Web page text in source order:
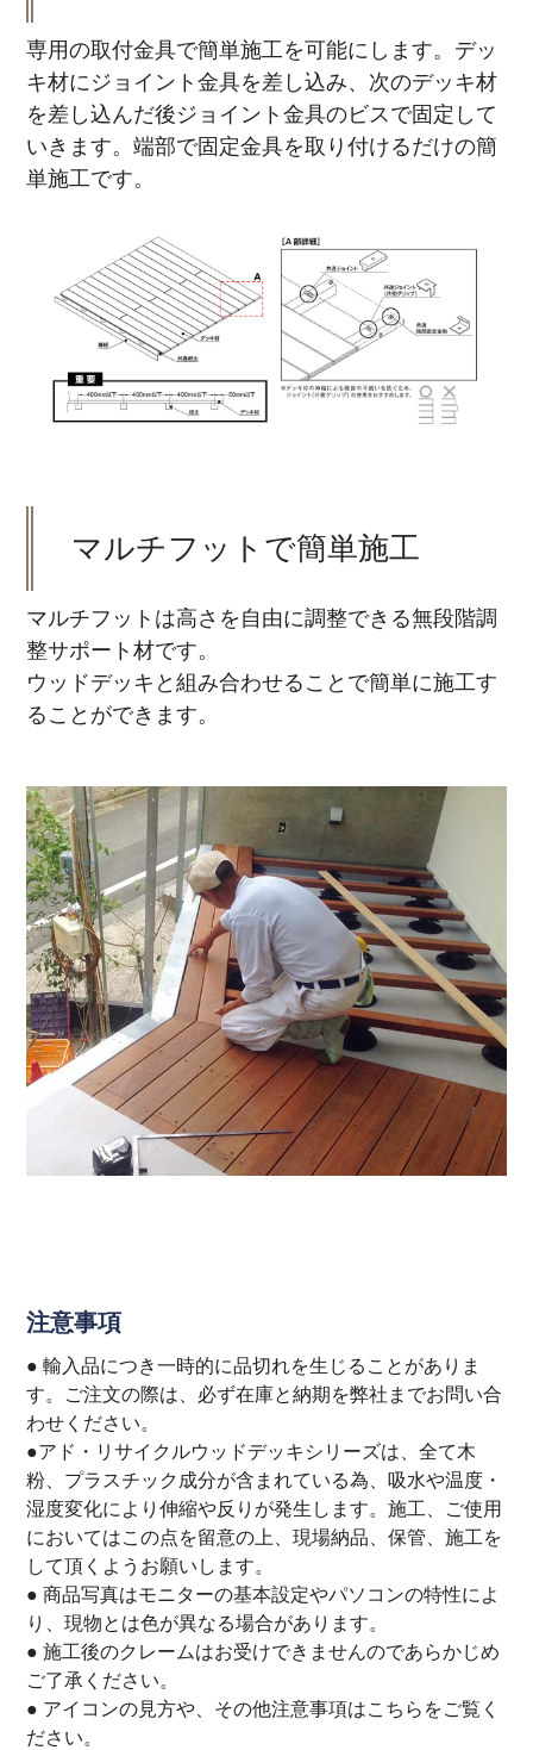
専用の取付金具で簡単施工を可能にします。デッ
キ材にジョイント金具を差し込み、次のデッキ材
を差し込んだ後ジョイント金具のビスで固定して
いきます。端部で固定金具を取り付けるだけの簡
単施工です。
マルチフットで簡単施工
マルチフットは高さを自由に調整できる無段階調
整サポート材です。
ウッドデッキと組み合わせることで簡単に施工す
ることができます。
注意事項
● 輸入品につき一時的に品切れを生じることがありま
す。ご注文の際は、必ず在庫と納期を弊社までお問い合
わせください。
●アド・リサイクルウッドデッキシリーズは、全て木
粉、プラスチック成分が含まれている為、吸水や温度・
湿度変化により伸縮や反りが発生します。施工、ご使用
においてはこの点を留意の上、現場納品、保管、施工を
して頂くようお願いします。
● 商品写真はモニターの基本設定やパソコンの特性によ
り、現物とは色が異なる場合があります。
● 施工後のクレームはお受けできませんのであらかじめ
ご了承ください。
● アイコンの見方や、その他注意事項はこちら をご覧く
ださい。